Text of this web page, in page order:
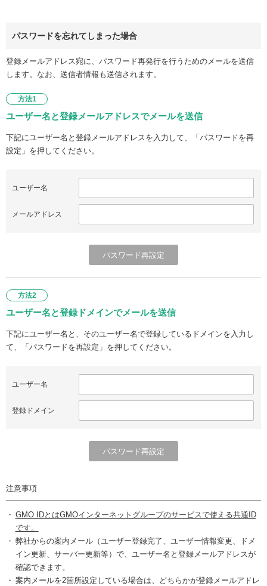
パスワードを忘れてしまった場合
登録メールアドレス宛に、パスワード再発行を行うためのメールを送信
します。なお、送信者情報も送信されます。
方法1
ユーザー名と登録メールアドレスでメールを送信
下記にユーザー名と登録メールアドレスを入力して、「パスワードを再
設定」を押してください。
ユーザー名
メールアドレス
方法2
ユーザー名と登録ドメインでメールを送信
下記にユーザー名と、そのユーザー名で登録しているドメインを入力し
て、「パスワードを再設定」を押してください。
ユーザー名
登録ドメイン
注意事項
GMO IDとはGMOインターネットグループのサービスで使える共通ID
です。
弊社からの案内メール（ユーザー登録完了、ユーザー情報変更、ドメ
イン更新、サーバー更新等）で、ユーザー名と登録メールアドレスが
確認できます。
案内メールを2箇所設定している場合は、どちらかが登録メールアドレ